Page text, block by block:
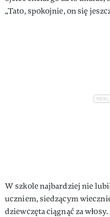
„Tato, spokojnie, on się
W szkole najbardziej nie
uczniem, siedzącym
dziewczęta ciągnąć za